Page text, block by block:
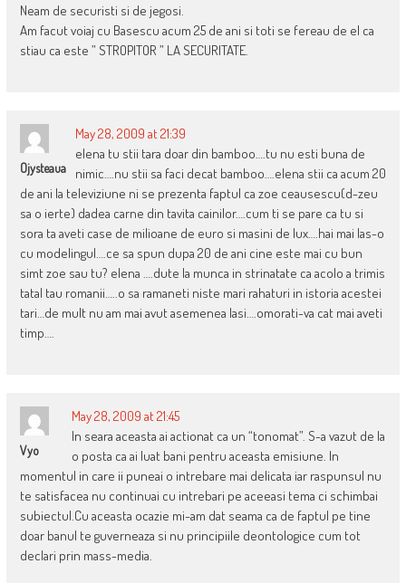
Neam de securisti si de jegosi.
Am facut voiaj cu Basescu acum 25 de ani si toti se fereau de el ca
stiau ca este ” STROPITOR ” LA SECURITATE.
Ojysteaua
May 28, 2009 at 21:39
elena tu stii tara doar din bamboo….tu nu esti buna de
nimic….nu stii sa faci decat bamboo….elena stii ca acum 20
de ani la televiziune ni se prezenta faptul ca zoe ceausescu(d-zeu
sa o ierte) dadea carne din tavita cainilor….cum ti se pare ca tu si
sora ta aveti case de milioane de euro si masini de lux….hai mai las-o
cu modelingul….ce sa spun dupa 20 de ani cine este mai cu bun
simt zoe sau tu? elena ….dute la munca in strinatate ca acolo a trimis
tatal tau romanii…..o sa ramaneti niste mari rahaturi in istoria acestei
tari…de mult nu am mai avut asemenea lasi….omorati-va cat mai aveti
timp….
Vyo
May 28, 2009 at 21:45
In seara aceasta ai actionat ca un “tonomat”. S-a vazut de la
o posta ca ai luat bani pentru aceasta emisiune. In
momentul in care ii puneai o intrebare mai delicata iar raspunsul nu
te satisfacea nu continuai cu intrebari pe aceeasi tema ci schimbai
subiectul.Cu aceasta ocazie mi-am dat seama ca de faptul pe tine
doar banul te guverneaza si nu principiile deontologice cum tot
declari prin mass-media.